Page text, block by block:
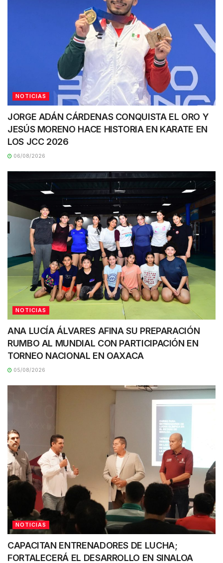
NOTICIAS
JORGE ADÁN CÁRDENAS CONQUISTA EL ORO Y
JESÚS MORENO HACE HISTORIA EN KARATE EN
LOS JCC 2026
06/08/2026
NOTICIAS
ANA LUCÍA ÁLVARES AFINA SU PREPARACIÓN
RUMBO AL MUNDIAL CON PARTICIPACIÓN EN
TORNEO NACIONAL EN OAXACA
05/08/2026
NOTICIAS
CAPACITAN ENTRENADORES DE LUCHA;
FORTALECERÁ EL DESARROLLO EN SINALOA